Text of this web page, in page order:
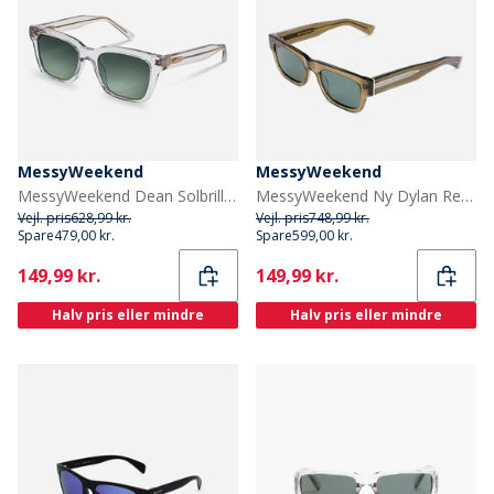
MessyWeekend
MessyWeekend Dean Solbriller Crystal
Vejl. pris628,99 kr.
Spare479,00 kr.
Current
149,99 kr.
Halv pris eller mindre
MessyWeekend
MessyWeekend Ny Dylan Reveal Solbriller Bottle Green/Transparent
Vejl. pris748,99 kr.
Spare599,00 kr.
Current
149,99 kr.
Halv pris eller mindre